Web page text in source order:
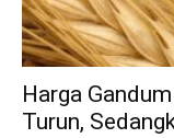
Harga
Turun,